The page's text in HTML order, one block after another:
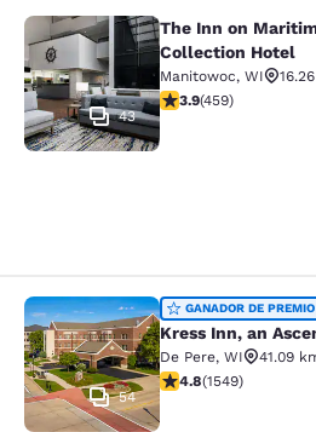
The Inn on
43
The Inn on
Collection Hotel
Manitowoc, WI
calificación de 3.92
3.9(459)
Kress Inn, an
54
GANADOR DE PREMIO
Kress Inn, an
De Pere, WI
41.09
calificación de 4.84
4.8(1549)